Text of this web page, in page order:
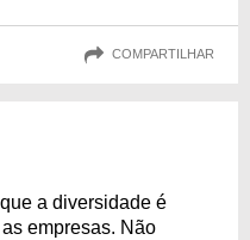
COMPARTILHAR
a diversidade é
empresas. Não